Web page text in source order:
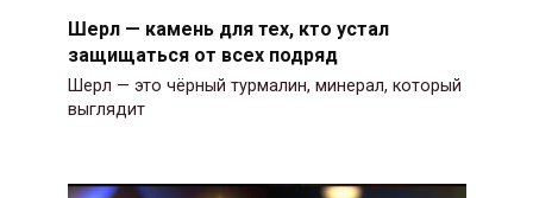
Шерл — камень для тех, кто устал
защищаться от всех подряд
Шерл — это чёрный турмалин, минерал, который
выглядит